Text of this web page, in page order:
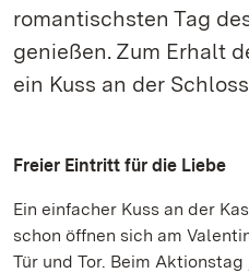
romantischsten Tag
genießen. Zum Erhalt
ein Kuss an der
Freier Eintritt für die Liebe
Ein einfacher Kuss an der
schon öffnen sich am
Tür und Tor. Beim Aktionstag